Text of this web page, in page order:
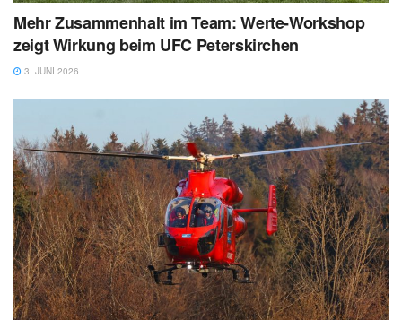
Mehr Zusammenhalt im Team: Werte-Workshop
zeigt Wirkung beim UFC Peterskirchen
3. JUNI 2026